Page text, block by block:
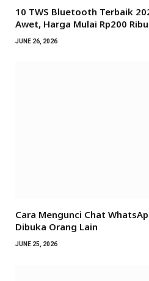
10 TWS Bluetooth Terbaik
Awet, Harga Mulai Rp200
JUNE 26, 2026
Cara Mengunci Chat
Dibuka Orang Lain
JUNE 25, 2026